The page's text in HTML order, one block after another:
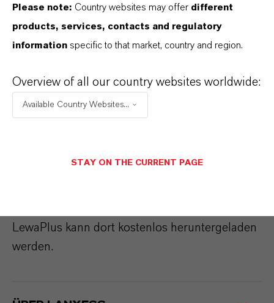
Kostenvergleich verschiedener
Anlagenentwürfe und Prozesse. Sie erweitern
die bereits vorhandene Kostenkalkulation für
erlauben einen direkten Vergleich der Kosten
von Umkehrosmose- und Ionenaustauscher-
Anlagen. „Diese Funktion ist unseres Wissens
LewaPlus kann dort kostenlos heruntergeladen
werden.
Please note: Country websites may offer different
products, services, contacts and regulatory
information specific to that market, country and region.
Overview of all our country websites worldwide:
Available Country Websites...
STAY ON THE CURRENT PAGE